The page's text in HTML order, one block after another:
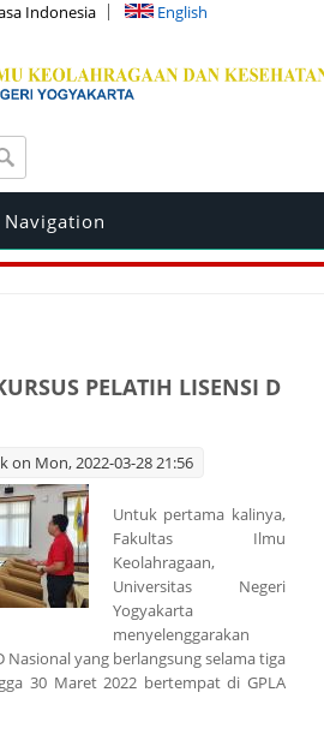
Indonesia English
Navigation
PELATIH LISENSI D
on Mon, 2022-03-28 21:56
Untuk pertama kalinya,
Fakultas Ilmu
Keolahragaan,
Universitas Negeri
Yogyakarta
menyelenggarakan
Nasional yang berlangsung selama tiga
30 Maret 2022 bertempat di GPLA